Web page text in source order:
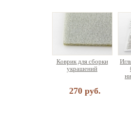
Коврик для сборки
украшений
270 руб.